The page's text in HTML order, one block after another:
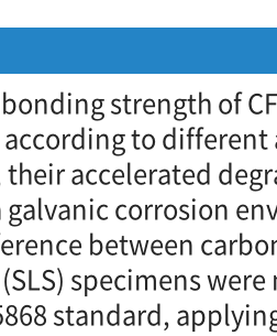
strength of
to
accelerated
galvanic corrosion
between
specimens
standard,